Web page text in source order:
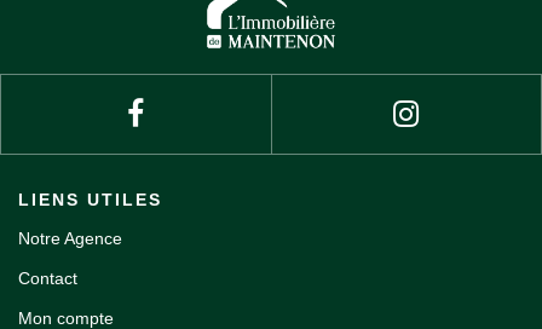
LIENS UTILES
Notre Agence
Contact
Mon compte